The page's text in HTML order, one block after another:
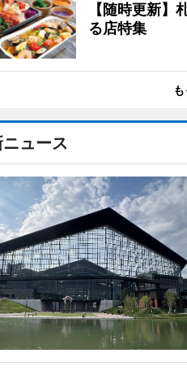
【随時更新】
る店特集
ュース